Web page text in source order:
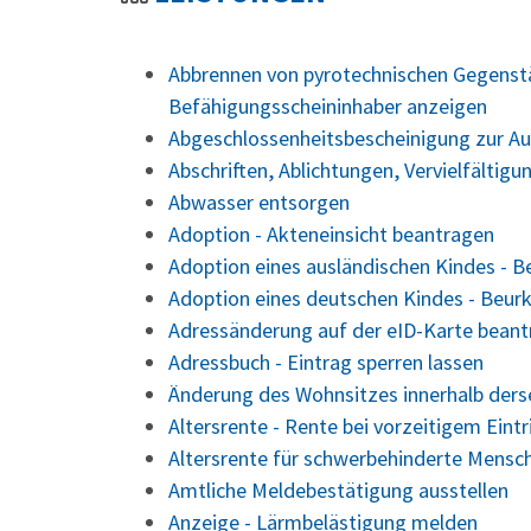
Abbrennen von pyrotechnischen
Befähigungsscheininhaber anzeigen
Abgeschlossenheitsbescheinigung zur
Abschriften, Ablichtungen,
Abwasser entsorgen
Adoption - Akteneinsicht beantragen
Adoption eines ausländischen Kindes -
Adoption eines deutschen Kindes -
Adressänderung auf der eID-Karte
Adressbuch - Eintrag sperren lassen
Änderung des Wohnsitzes innerhalb
Altersrente - Rente bei vorzeitigem
Altersrente für schwerbehinderte
Amtliche Meldebestätigung ausstellen
Anzeige - Lärmbelästigung melden